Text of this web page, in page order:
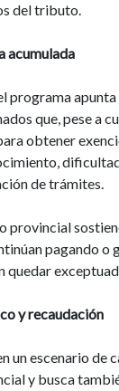
del tributo.
acumulada
programa
que, pese a
obtener
de trámites.
provincial
pagando o
quedar
y recaudación
un escenario de
y busca